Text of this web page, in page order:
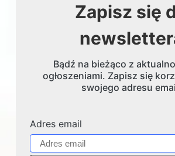
Zapisz się
Bądź na bieżąco z
ogłoszeniami. Zapisz się
swojego adresu
Adres email